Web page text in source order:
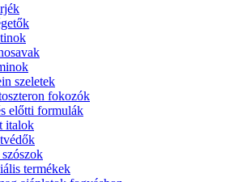
szeletek
fokozók
előtti formulák
italok
termékek